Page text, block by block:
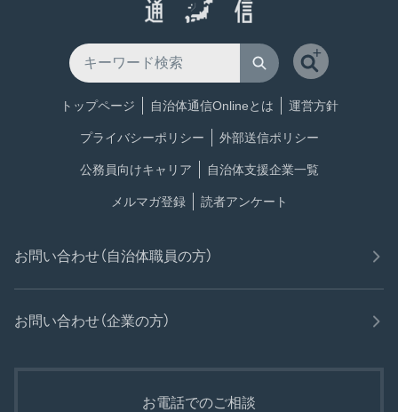
トップページ 自治体通信Onlineとは 運営方針
プライバシーポリシー 外部送信ポリシー
公務員向けキャリア 自治体支援企業一覧
メルマガ登録 読者アンケート
お問い合わせ（自治体職員の方）
お問い合わせ（企業の方）
お電話でのご相談